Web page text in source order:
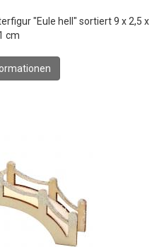
"Eule hell" sortiert 9 x 2,5 x
cm